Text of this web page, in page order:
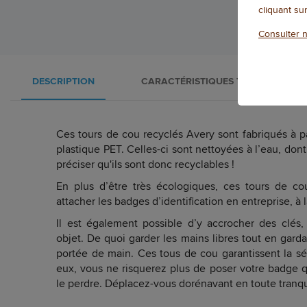
DESCRIPTION CARACTÉRISTIQUES TECHNIQUES
Ces tours de cou recyclés Avery sont fabriqués à
plastique PET. Celles-ci sont nettoyées à l’eau,
préciser qu'ils sont donc recyclables !
En plus d’être très écologiques, ces tours de
attacher les badges d’identification en entreprise, à
Il est également possible d’y accrocher des
objet. De quoi garder les mains libres tout en
portée de main. Ces tous de cou garantissent la
eux, vous ne risquerez plus de poser votre badge
le perdre. Déplacez-vous dorénavant en toute
cliquant
Consulter